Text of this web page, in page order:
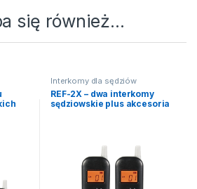
się również…
Interkomy dla sędziów
sportowych
REF-2X – dwa interkomy
sędziowskie plus akcesoria